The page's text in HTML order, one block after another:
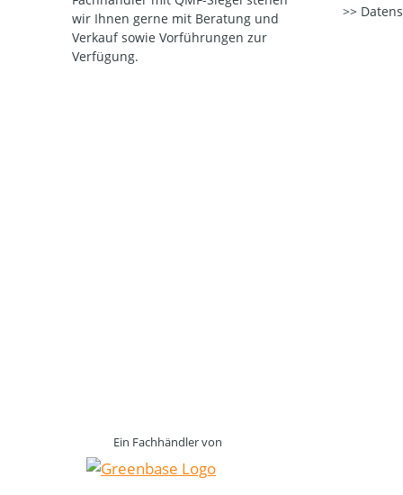
wir Ihnen gerne mit Beratung und
Verkauf sowie Vorführungen zur
Verfügung.
Ein Fachhändler von